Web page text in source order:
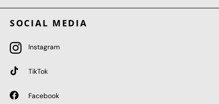
SOCIAL MEDIA
Instagram
TikTok
Facebook